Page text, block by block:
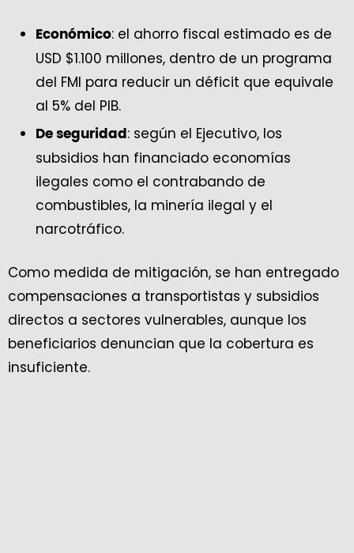
Económico: el ahorro fiscal estimado es de
USD $1.100 millones, dentro de un programa
del FMI para reducir un déficit que equivale
al 5% del PIB.
De seguridad : según el Ejecutivo, los
subsidios han financiado economías
ilegales como el contrabando de
combustibles, la minería ilegal y el
narcotráfico.
Como medida de mitigación, se han entregado
compensaciones a transportistas y subsidios
directos a sectores vulnerables, aunque los
beneficiarios denuncian que la cobertura es
insuficiente.